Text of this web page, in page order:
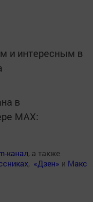
и интересным в
в
MАХ:
канал, а также
, «Дзен» и Макс